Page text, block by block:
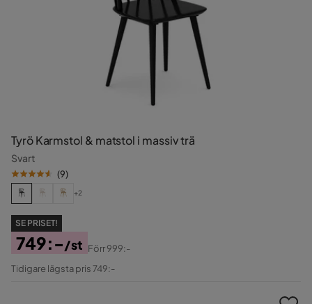
Tyrö Karmstol & matstol i massiv trä
Svart
(9)
+2
SE PRISET!
Pris
749:-/st
Original
Förr999:-
Tidigare lägsta pris 749:-